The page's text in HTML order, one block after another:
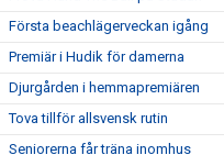
Första beachlägerveckan igång
Premiär i Hudik för damerna
Djurgården i hemmapremiären
Tova tillför allsvensk rutin
Seniorerna får träna inomhus